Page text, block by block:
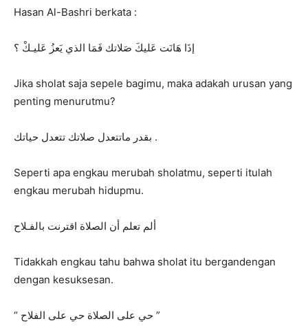
Hasan Al-Bashri berkata :
ﺇﺫَﺍ ﻫَﺎﻧَﺖ ﻋَﻠﻴﻚَ ﺻَﻼﺗﻚ ﻓَﻤَﺎ ﺍﻟﺬﻱ ﻳَﻌﺰُ ﻋَﻠﻴـﻚْ ؟
Jika sholat saja sepele bagimu, maka adakah urusan yang
penting menurutmu?
ﺑﻘﺪﺭ ﻣﺎﺗﺘﻌﺪﻝ ﺻﻼﺗﻚ ﺗﺘﻌﺪﻝ ﺣﻴﺎﺗﻚ .
Seperti apa engkau merubah sholatmu, seperti itulah
engkau merubah hidupmu.
ﺃﻟﻢ ﺗﻌﻠﻢ ﺃﻥ ﺍﻟﺼﻼﺓ ﺍﻗﺘﺮﻧﺖ ﺑﺎﻟﻔـﻼﺡ
Tidakkah engkau tahu bahwa sholat itu bergandengan
dengan kesuksesan.
“ ﺣﻲ ﻋﻠﻰ ﺍﻟﺼﻼﺓ ﺣﻲ ﻋﻠﻰ ﺍﻟﻔﻼﺡ ”